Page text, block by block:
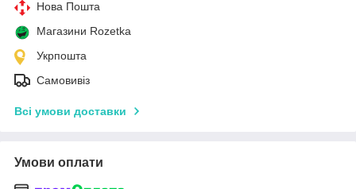
Нова Пошта
Магазини Rozetka
Укрпошта
Самовивіз
Всі умови доставки
Умови оплати